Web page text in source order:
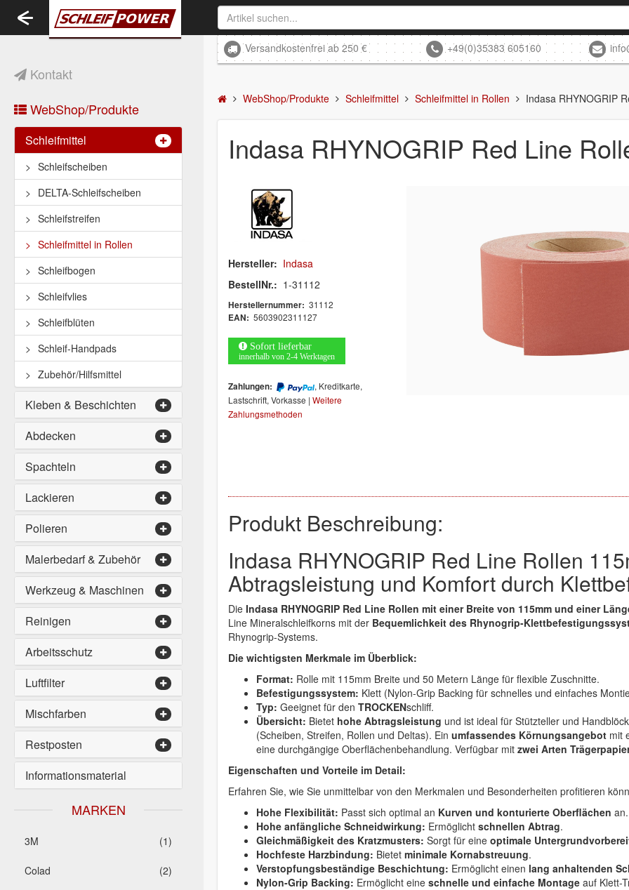
Kontakt
WebShop/Produkte
Schleifmittel
Schleifscheiben
DELTA-Schleifscheiben
Schleifstreifen
Schleifmittel in Rollen
Schleifbogen
Schleifvlies
Schleifblüten
Schleif-Handpads
Zubehör/Hilfsmittel
Kleben & Beschichten
Abdecken
Spachteln
Lackieren
Polieren
Malerbedarf & Zubehör
Werkzeug & Maschinen
Reinigen
Arbeitsschutz
Luftfilter
Mischfarben
Restposten
Informationsmaterial
MARKEN
(1)
3M
(2)
Colad
Toggle
navigation
Versandkostenfrei ab 250 € +49(0)35383 605160
WebShop/Produkte Schleifmittel Schleifmittel in Rollen Indasa RHYNOGRIP
Indasa RHYNOGRIP Red Line
Hersteller: Indasa
BestellNr.: 1-31112
Herstellernummer: 31112
EAN: 5603902311127
Sofort lieferbar
innerhalb von 2-4 Werktagen
Zahlungen:
, Kreditkarte,
Lastschrift, Vorkasse | Weitere
Zahlungsmethoden
Produkt Beschreibung:
Indasa RHYNOGRIP Red Line Rollen
Abtragsleistung und Komfort durch
Die Indasa RHYNOGRIP Red Line Rollen mit einer Breite von 115mm und einer
Line Mineralschleifkorns mit der Bequemlichkeit des Rhynogrip-
Rhynogrip-Systems.
Die wichtigsten Merkmale im Überblick:
Format: Rolle mit 115mm Breite und 50 Metern Länge für flexible Zuschnitte.
Befestigungssystem: Klett (Nylon-Grip Backing für schnelles und einfaches
Typ: Geeignet für den TROCKENschliff.
Übersicht: Bietet hohe Abtragsleistung und ist ideal für Stützteller und
(Scheiben, Streifen, Rollen und Deltas). Ein umfassendes Körnungsangebot mit
eine durchgängige Oberflächenbehandlung. Verfügbar mit zwei Arten
Eigenschaften und Vorteile im Detail:
Erfahren Sie, wie Sie unmittelbar von den Merkmalen und Besonderheiten profitieren
Hohe Flexibilität: Passt sich optimal an Kurven und konturierte Oberflächen an.
Hohe anfängliche Schneidwirkung: Ermöglicht schnellen Abtrag.
Gleichmäßigkeit des Kratzmusters: Sorgt für eine optimale
Hochfeste Harzbindung: Bietet minimale Kornabstreuung.
Verstopfungsbeständige Beschichtung: Ermöglicht einen lang anhaltenden
Nylon-Grip Backing: Ermöglicht eine schnelle und einfache Montage auf Klett-